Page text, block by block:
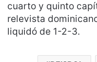
cuarto y quinto
relevista
liquidó de 1-2-3.